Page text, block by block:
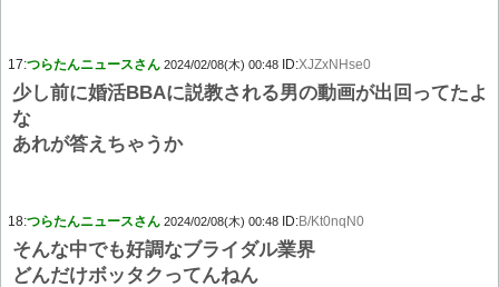
17:つらたんニュースさん 2024/02/08(木) 00:48 ID:XJZxNHse0
少し前に婚活BBAに説教される男の動画が出回ってたよ
な
あれが答えちゃうか
18:つらたんニュースさん 2024/02/08(木) 00:48 ID:B/Kt0nqN0
そんな中でも好調なブライダル業界
どんだけボッタクってんねん